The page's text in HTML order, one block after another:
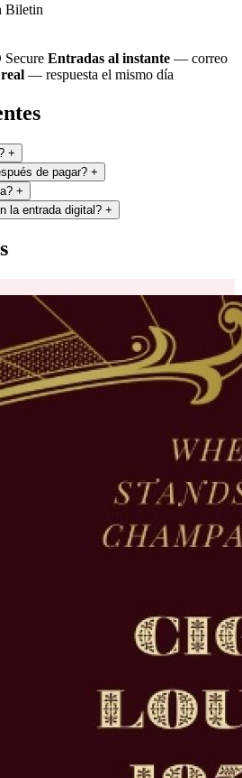
Biletin
Entradas al instante — correo
— respuesta el mismo día
+
de pagar? +
+
la entrada digital? +